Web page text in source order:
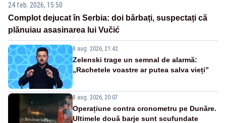
24 feb. 2026, 15:50
Complot dejucat în Serbia: doi bărbați, suspectați că
plănuiau asasinarea lui Vučić
8 aug. 2026, 21:42
Zelenski trage un semnal de alarmă:
„Rachetele voastre ar putea salva vieți”
8 aug. 2026, 20:07
Operațiune contra cronometru pe Dunăre.
Ultimele două barje sunt scufundate